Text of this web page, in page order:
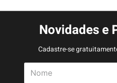
Novidades e
Cadastre-se